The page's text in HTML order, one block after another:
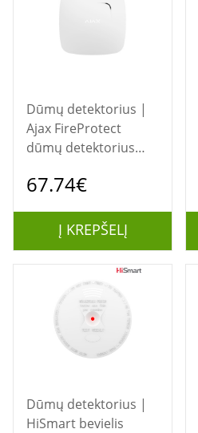
Dūmų detektorius |
Ajax FireProtect
dūmų detektorius
67.74€
Į KREPŠELĮ
Dūmų detektorius |
HiSmart bevielis